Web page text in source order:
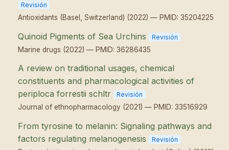
Revisión
Antioxidants (Basel, Switzerland) (2022) — PMID: 35204225
Quinoid Pigments of Sea Urchins Revisión
Marine drugs (2022) — PMID: 36286435
A review on traditional usages, chemical
constituents and pharmacological activities of
periploca forrestii schltr
Revisión
Journal of ethnopharmacology (2021) — PMID: 33516929
From tyrosine to melanin: Signaling pathways and
factors regulating melanogenesis
Revisión